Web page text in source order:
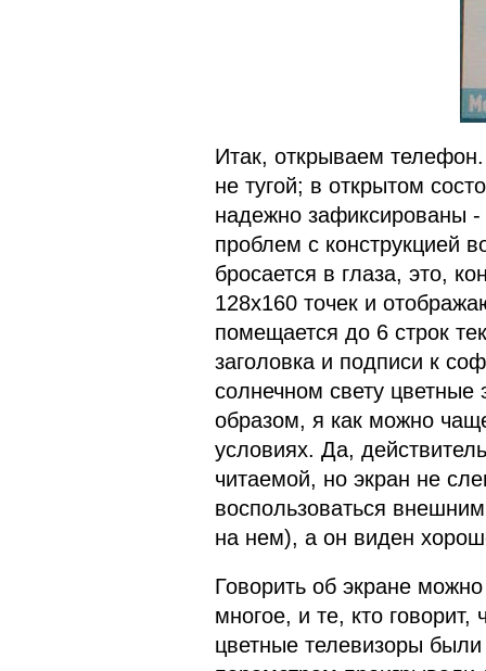
Итак, открываем
не тугой; в открытом
надежно зафиксированы
проблем с конструкцией
бросается в глаза, это,
128х160 точек и
помещается до 6 строк
заголовка и подписи к
солнечном свету
образом, я как можно
условиях. Да,
читаемой, но экран не
воспользоваться
на нем), а он виден
Говорить об экране
многое, и те, кто
цветные телевизоры